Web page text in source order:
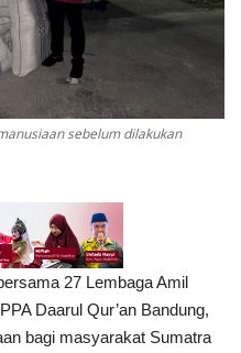
sebelum dilakukan
27 Lembaga Amil
Daarul Qur’an Bandung,
bagi masyarakat Sumatra